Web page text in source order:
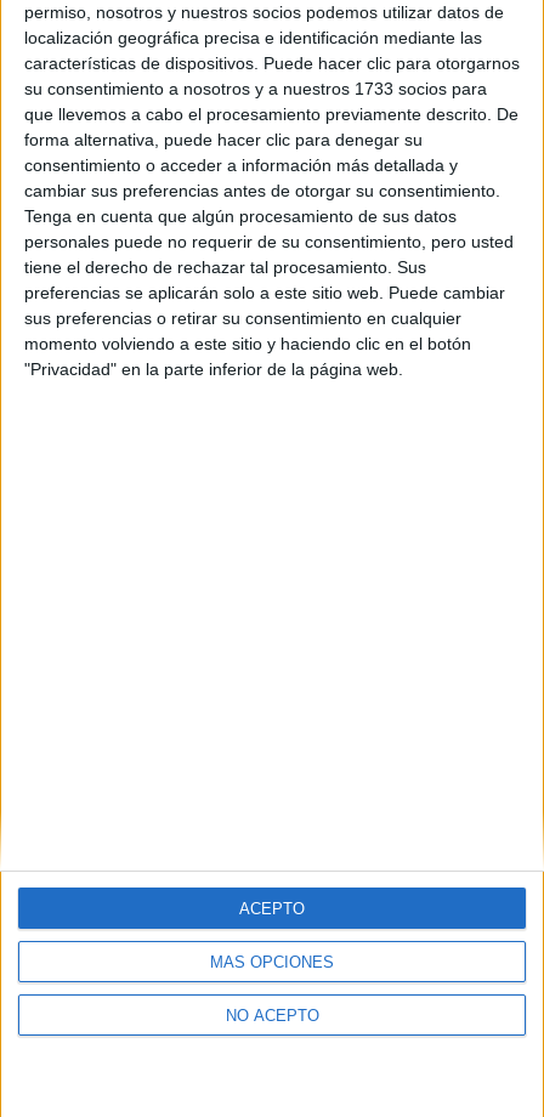
permiso, nosotros y nuestros socios podemos utilizar datos de
localización geográfica precisa e identificación mediante las
características de dispositivos. Puede hacer clic para otorgarnos
su consentimiento a nosotros y a nuestros 1733 socios para
que llevemos a cabo el procesamiento previamente descrito. De
forma alternativa, puede hacer clic para denegar su
consentimiento o acceder a información más detallada y
cambiar sus preferencias antes de otorgar su consentimiento.
Tenga en cuenta que algún procesamiento de sus datos
personales puede no requerir de su consentimiento, pero usted
tiene el derecho de rechazar tal procesamiento. Sus
preferencias se aplicarán solo a este sitio web. Puede cambiar
sus preferencias o retirar su consentimiento en cualquier
momento volviendo a este sitio y haciendo clic en el botón
"Privacidad" en la parte inferior de la página web.
MÁS OPCIONES
NO ACEPTO
ACEPTO
¡Síguenos en Facebook!
Leaflet|©OpenStreetMap